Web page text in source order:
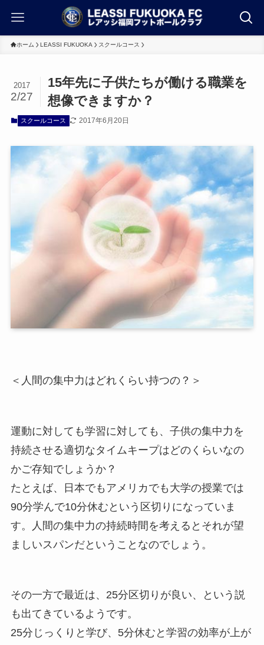
ホーム LEASSI FUKUOKA スクールコース
15年先に子供たちが働ける職業を
想像できますか？
2017
2/27
スクールコース 2017年6月20日
＜人間の集中力はどれくらい持つの？＞
運動に対しても学習に対しても、子供の集中力を
持続させる適切なタイムキープはどのくらいなの
かご存知でしょうか？
たとえば、日本でもアメリカでも大学の授業では
90分学んで10分休むという区切りになっていま
す。人間の集中力の持続時間を考えるとそれが望
ましいスパンだということなのでしょう。
その一方で最近は、25分区切りが良い、という説
も出てきているようです。
25分じっくりと学び、5分休むと学習の効率が上が